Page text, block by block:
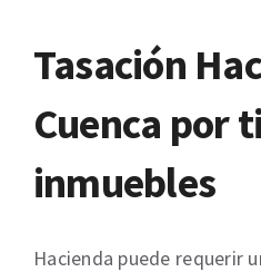
Tasación
Cuenca por
inmuebles
Hacienda puede requerir